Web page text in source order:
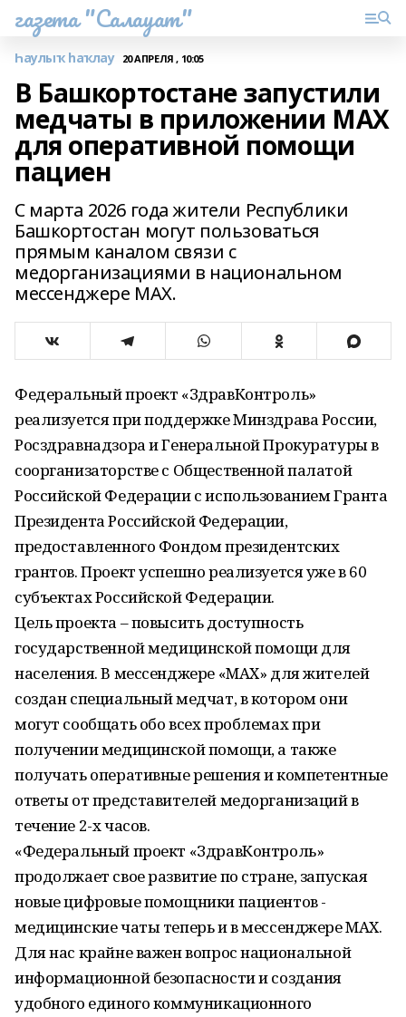
газета "Салауат"
Һаулыҡ һаҡлау 20 АПРЕЛЯ , 10:05
В Башкортостане запустили
медчаты в приложении MAX
для оперативной помощи
пациен
С марта 2026 года жители Республики
Башкортостан могут пользоваться
прямым каналом связи с
медорганизациями в национальном
мессенджере MAX.
Федеральный проект «ЗдравКонтроль»
реализуется при поддержке Минздрава России,
Росздравнадзора и Генеральной Прокуратуры в
соорганизаторстве с Общественной палатой
Российской Федерации с использованием Гранта
Президента Российской Федерации,
предоставленного Фондом президентских
грантов. Проект успешно реализуется уже в 60
субъектах Российской Федерации.
Цель проекта – повысить доступность
государственной медицинской помощи для
населения. В мессенджере «MAX» для жителей
создан специальный медчат, в котором они
могут сообщать обо всех проблемах при
получении медицинской помощи, а также
получать оперативные решения и компетентные
ответы от представителей медорганизаций в
течение 2-х часов.
«Федеральный проект «ЗдравКонтроль»
продолжает свое развитие по стране, запуская
новые цифровые помощники пациентов -
медицинские чаты теперь и в мессенджере MAX.
Для нас крайне важен вопрос национальной
информационной безопасности и создания
удобного единого коммуникационного